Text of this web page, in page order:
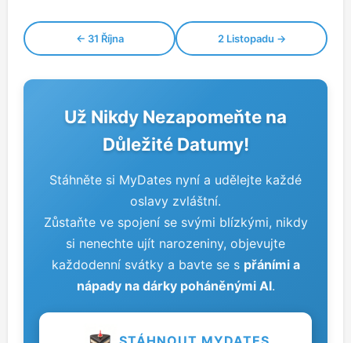
← 31 Října 2 Listopadu →
Už Nikdy Nezapomeňte na
Důležité Datumy!
Stáhněte si MyDates nyní a udělejte každé
oslavy zvláštní.
Zůstaňte ve spojení se svými blízkými, nikdy
si nenechte ujít narozeniny, objevujte
každodenní svátky a bavte se s přáními a
nápady na dárky poháněnými AI.